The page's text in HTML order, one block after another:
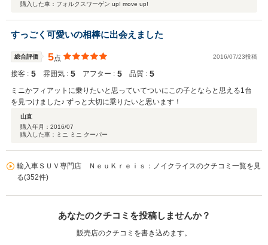
購入した車：フォルクスワーゲン up! move up!
すっごく可愛いの相棒に出会えました
総合評価 5点 2016/07/23投稿
接客 : 5 雰囲気 : 5 アフター : 5 品質 : 5
ミニかフィアットに乗りたいと思っていてついにこの子とならと思える1台
を見つけました♪ ずっと大切に乗りたいと思います！
山直
購入年月： 2016/07
購入した車：ミニ ミニ クーパー
輸入車ＳＵＶ専門店 ＮｅｕＫｒｅｉｓ：ノイクライスのクチコミ一覧を見
る(352件)
あなたのクチコミを投稿しませんか？
販売店のクチコミを書き込めます。